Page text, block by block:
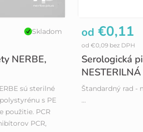
NERBE,
Skladom
sú sterilné
s PE
použitie. PCR
PCR,
Serologická
NESTERILNÁ
od €0,09 bez DPH
od €0,11
Štandardný rad -
…